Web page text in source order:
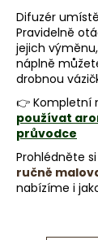
Difuzér
Pravidelně
jejich
náplně
drobnou
👉 Kompletní
používat
průvodce
Prohlédněte
ručně
nabízíme i
RUČNĚ
VYROBENÝ
LUXUSNÍ
STOJAN
NA
PSACÍ
KOSMETICKÉ
POTŘEBY
V
BORDOVÉ
BARVĚ
550
Kč